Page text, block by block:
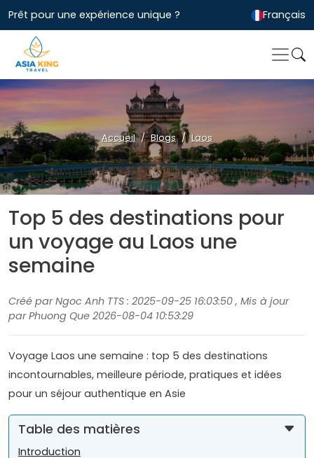
Prêt pour une expérience unique ? Français
Accueil Blogs Laos
Top 5 des destinations pour
un voyage au Laos une
semaine
Créé par Ngoc Anh TTS : 2025-09-25 16:03:50 , Mis à jour
par Phuong Que 2026-08-04 10:53:29
Voyage Laos une semaine : top 5 des destinations
incontournables, meilleure période, pratiques et idées
pour un séjour authentique en Asie
Table des matières
Introduction